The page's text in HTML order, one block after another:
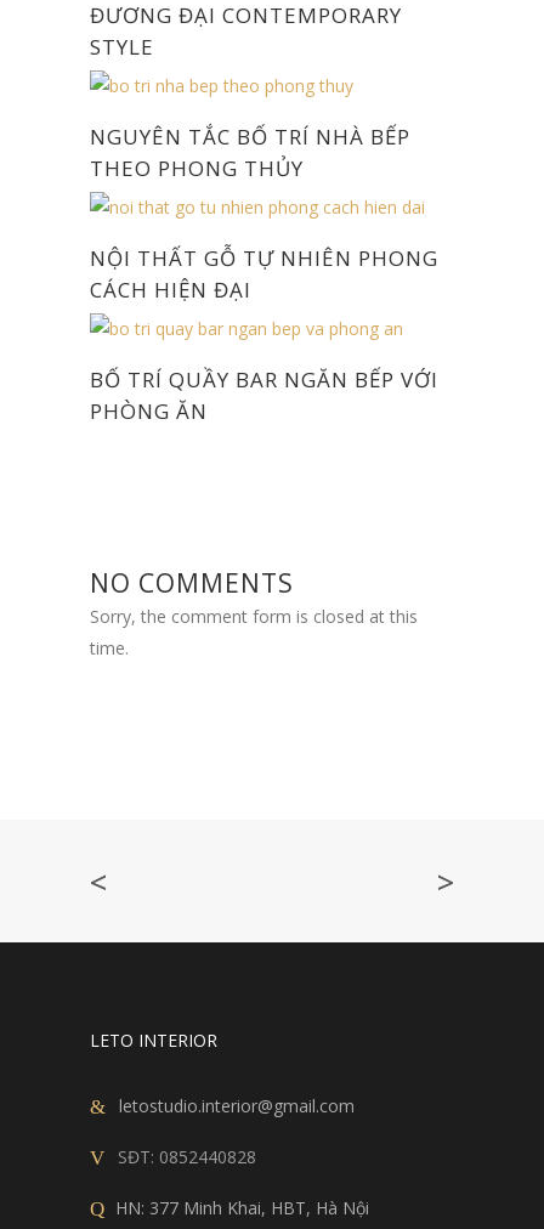
ĐƯƠNG ĐẠI CONTEMPORARY
STYLE
NGUYÊN TẮC BỐ TRÍ NHÀ BẾP
THEO PHONG THỦY
NỘI THẤT GỖ TỰ NHIÊN PHONG
CÁCH HIỆN ĐẠI
BỐ TRÍ QUẦY BAR NGĂN BẾP VỚI
PHÒNG ĂN
NO COMMENTS
Sorry, the comment form is closed at this
time.
< >
LETO INTERIOR
letostudio.interior@gmail.com
SĐT: 0852440828
HN: 377 Minh Khai, HBT, Hà Nội